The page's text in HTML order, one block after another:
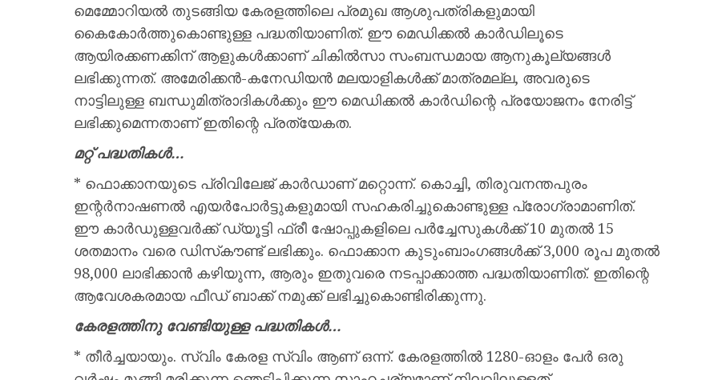
മെമ്മോറിയല്‍ തുടങ്ങിയ കേരളത്തിലെ പ്രമുഖ ആശുപത്രികളുമായി
കൈകോര്‍ത്തുകൊണ്ടുള്ള പദ്ധതിയാണിത്. ഈ മെഡിക്കല്‍ കാര്‍ഡിലൂടെ
ആയിരക്കണക്കിന് ആളുകള്‍ക്കാണ് ചികില്‍സാ സംബന്ധമായ ആനുകൂല്യങ്ങള്‍
ലഭിക്കുന്നത്. അമേരിക്കന്‍-കനേഡിയന്‍ മലയാളികള്‍ക്ക് മാത്രമല്ല, അവരുടെ
നാട്ടിലുള്ള ബന്ധുമിത്രാദികള്‍ക്കും ഈ മെഡിക്കല്‍ കാര്‍ഡിന്റെ പ്രയോജനം നേരിട്ട്
ലഭിക്കുമെന്നതാണ് ഇതിന്റെ പ്രത്യേകത.
മറ്റ് പദ്ധതികള്‍…
* ഫൊക്കാനയുടെ പ്രിവിലേജ് കാര്‍ഡാണ് മറ്റൊന്ന്. കൊച്ചി, തിരുവനന്തപുരം
ഇന്റര്‍നാഷണല്‍ എയര്‍പോര്‍ട്ടുകളുമായി സഹകരിച്ചുകൊണ്ടുള്ള പ്രോഗ്രാമാണിത്.
ഈ കാര്‍ഡുള്ളവര്‍ക്ക് ഡ്യൂട്ടി ഫ്രീ ഷോപ്പുകളിലെ പര്‍ച്ചേസുകള്‍ക്ക് 10 മുതല്‍ 15
ശതമാനം വരെ ഡിസ്‌കൗണ്ട് ലഭിക്കും. ഫൊക്കാന കുടുംബാംഗങ്ങള്‍ക്ക് 3,000 രൂപ മുതല്‍
98,000 ലാഭിക്കാന്‍ കഴിയുന്ന, ആരും ഇതുവരെ നടപ്പാക്കാത്ത പദ്ധതിയാണിത്. ഇതിന്റെ
ആവേശകരമായ ഫീഡ് ബാക്ക് നമുക്ക് ലഭിച്ചുകൊണ്ടിരിക്കുന്നു.
കേരളത്തിനു വേണ്ടിയുള്ള പദ്ധതികള്‍…
* തീര്‍ച്ചയായും. സ്വിം കേരള സ്വിം ആണ് ഒന്ന്. കേരളത്തില്‍ 1280-ഓളം പേര്‍ ഒരു